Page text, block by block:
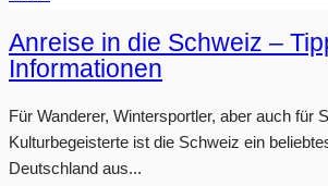
Anreise in die Schweiz –
Informationen
Für Wanderer, Wintersportler, aber auch für
Kulturbegeisterte ist die Schweiz ein
Deutschland aus...